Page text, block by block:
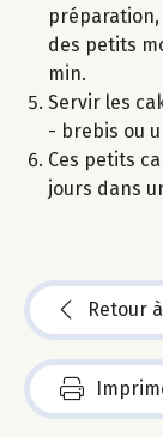
des petits
min.
Servir les
- brebis ou
Ces petits
jours dans
Retour